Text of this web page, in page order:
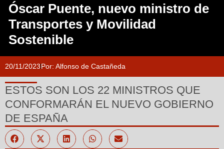
Óscar Puente, nuevo ministro de
Transportes y Movilidad
Sostenible
20/11/2023Por: Alfonso de Castañeda
ESTOS SON LOS 22 MINISTROS QUE
CONFORMARÁN EL NUEVO GOBIERNO
DE ESPAÑA